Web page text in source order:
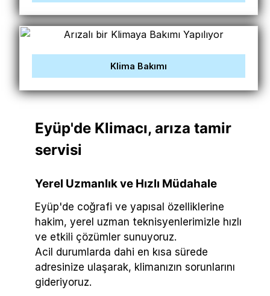
Klima Bakımı
Eyüp'de Klimacı, arıza tamir
servisi
Yerel Uzmanlık ve Hızlı Müdahale
Eyüp'de coğrafi ve yapısal özelliklerine
hakim, yerel uzman teknisyenlerimizle hızlı
ve etkili çözümler sunuyoruz.
Acil durumlarda dahi en kısa sürede
adresinize ulaşarak, klimanızın sorunlarını
gideriyoruz.